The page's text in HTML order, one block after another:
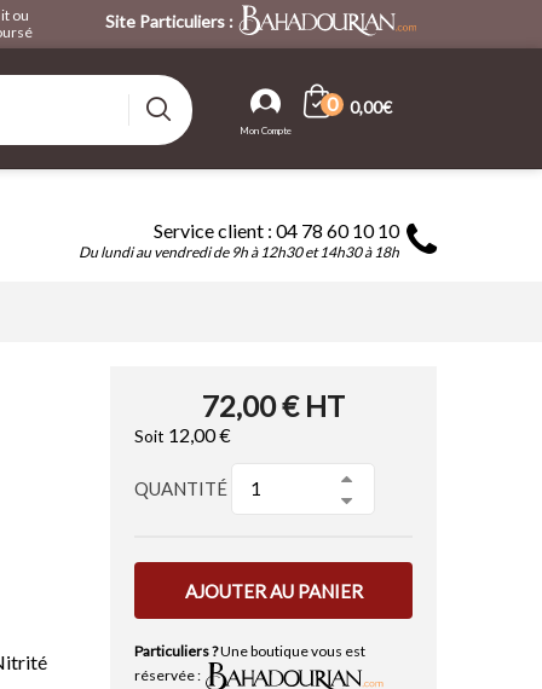
ou
Site Particuliers :
0 0,00€
Service client : 04 78 60 10 10
Du lundi au vendredi de 9h à 12h30 et 14h30 à 18h
72,00 €HT
Soit 12,00 €
QUANTITÉ
AJOUTER AU PANIER
Particuliers ?Une boutique vous est
réservée :